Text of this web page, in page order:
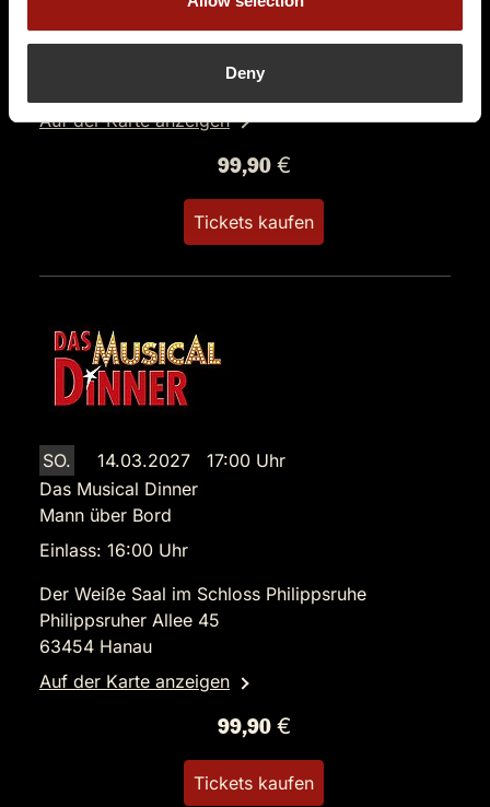
Deny
Der Weiße Saal im Schloss Philippsruhe
Auf der Karte anzeigen
99,90 €
Tickets kaufen
SO.
14.03.2027 17:00 Uhr
Das Musical Dinner
Mann über Bord
Einlass: 16:00 Uhr
Der Weiße Saal im Schloss Philippsruhe
Philippsruher Allee 45
63454 Hanau
Auf der Karte anzeigen
99,90 €
Tickets kaufen